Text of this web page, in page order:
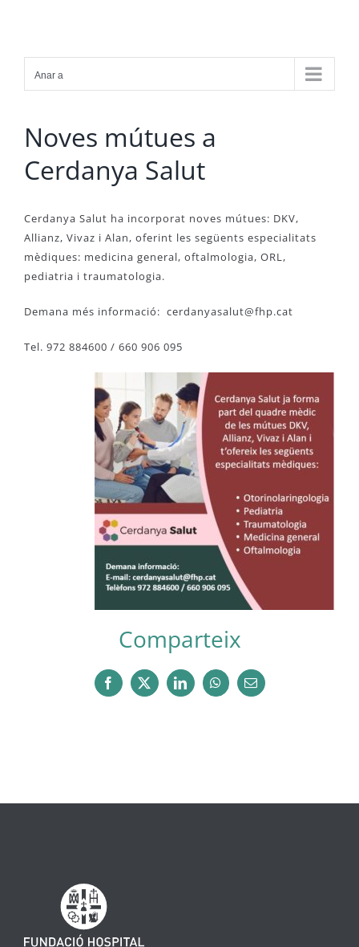
Anar a
Noves mútues a
Cerdanya Salut
Cerdanya Salut ha incorporat noves mútues: DKV,
Allianz, Vivaz i Alan, oferint les següents especialitats
mèdiques: medicina general, oftalmologia, ORL,
pediatria i traumatologia.
Demana més informació: cerdanyasalut@fhp.cat
Tel. 972 884600 / 660 906 095
Comparteix
Facebook
X LinkedInWhatsApp
Email: